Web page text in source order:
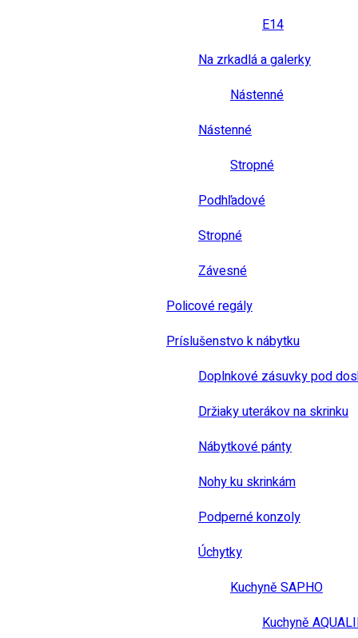
E14
Na zrkadlá a galerky
Nástenné
Nástenné
Stropné
Podhľadové
Stropné
Závesné
Policové regály
Príslušenstvo k nábytku
Doplnkové zásuvky pod
Držiaky uterákov na skrinku
Nábytkové pánty
Nohy ku skrinkám
Podperné konzoly
Úchytky
Kuchyně SAPHO
Kuchyně